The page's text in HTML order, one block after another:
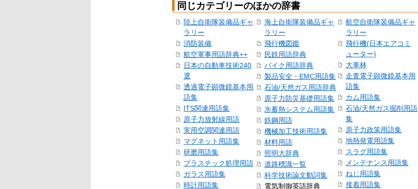
同じカテゴリーのほかの辞書
陸上自衛隊装備品ギャ
ラリー
消防装備
航空軍事用語辞典++
日本の自動車技術240
選
透過電子顕微鏡基本用
語集
ITS関連用語集
原子力放射線用語
実用空調関連用語
マグネット用語集
研磨用語集
プラスチック処理用語
ガラス用語集
時計用語集
海上自衛隊装備品ギャ
ラリー
飛行機図鑑
民鉄用語辞典
バイク用語辞典
製品安全・EMC用語集
石油/天然ガス用語辞典
原子力防災基礎用語集
氷蓄熱システム用語集
鉄鋼用語
機械加工技術用語集
材料用語
照明大辞典
道路標識一覧
科学技術論文動詞集
電気制御英語辞典
航空自衛隊装備品ギャ
ラリー
飛行機(日本エアコミ
ューター)
大車林
走査電子顕微鏡基本用
語集
カム用語集
石油/天然ガス掘削用語
集
原子力政策用語集
地熱発電用語集
スラグ用語集
メンテナンス用語集
ねじ用語集
接着用語集